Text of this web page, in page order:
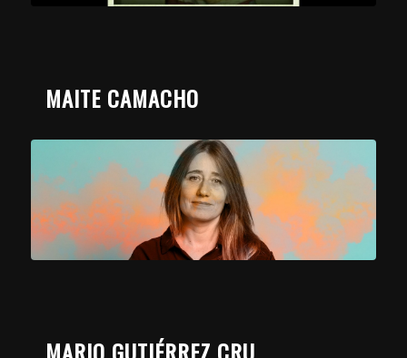
MAITE CAMACHO